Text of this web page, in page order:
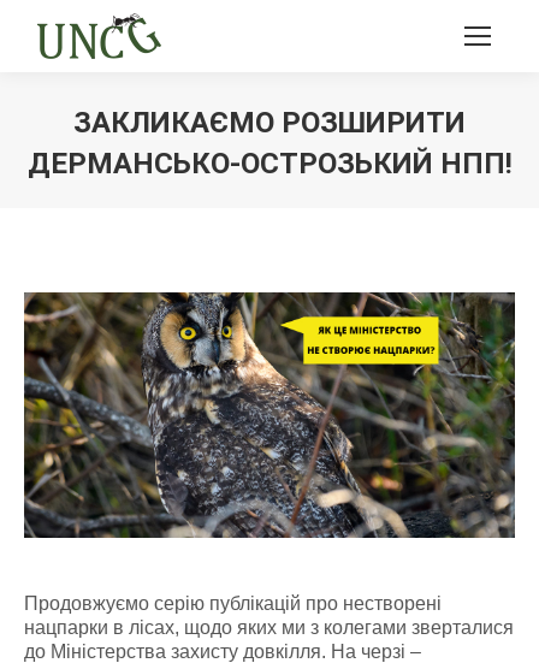
ЗАКЛИКАЄМО РОЗШИРИТИ
ДЕРМАНСЬКО-ОСТРОЗЬКИЙ НПП!
Продовжуємо серію публікацій про нестворені
нацпарки в лісах, щодо яких ми з колегами зверталися
до Міністерства захисту довкілля. На черзі –